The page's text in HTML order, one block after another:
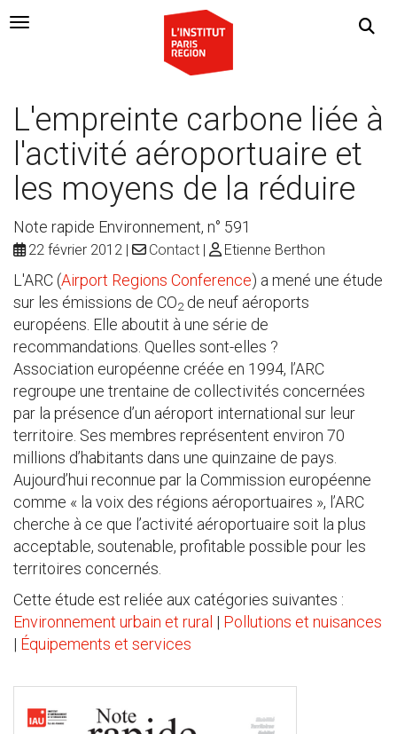
Navigation Toggle
L'empreinte carbone liée à
l'activité aéroportuaire et
les moyens de la réduire
Note rapide Environnement, n° 591
22 février 2012 Contact Etienne Berthon
L'ARC (Airport Regions Conference) a mené une étude
sur les émissions de CO2 de neuf aéroports
européens. Elle aboutit à une série de
recommandations. Quelles sont-elles ?
Association européenne créée en 1994, l’ARC
regroupe une trentaine de collectivités concernées
par la présence d’un aéroport international sur leur
territoire. Ses membres représentent environ 70
millions d’habitants dans une quinzaine de pays.
Aujourd’hui reconnue par la Commission européenne
comme « la voix des régions aéroportuaires », l’ARC
cherche à ce que l’activité aéroportuaire soit la plus
acceptable, soutenable, profitable possible pour les
territoires concernés.
Cette étude est reliée aux catégories suivantes :
Environnement urbain et rural | Pollutions et nuisances
| Équipements et services